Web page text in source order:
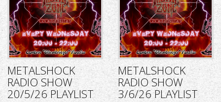
METALSHOCK
RADIO SHOW
20/5/26 PLAYLIST
METALSHOCK
RADIO SHOW
3/6/26 PLAYLIST